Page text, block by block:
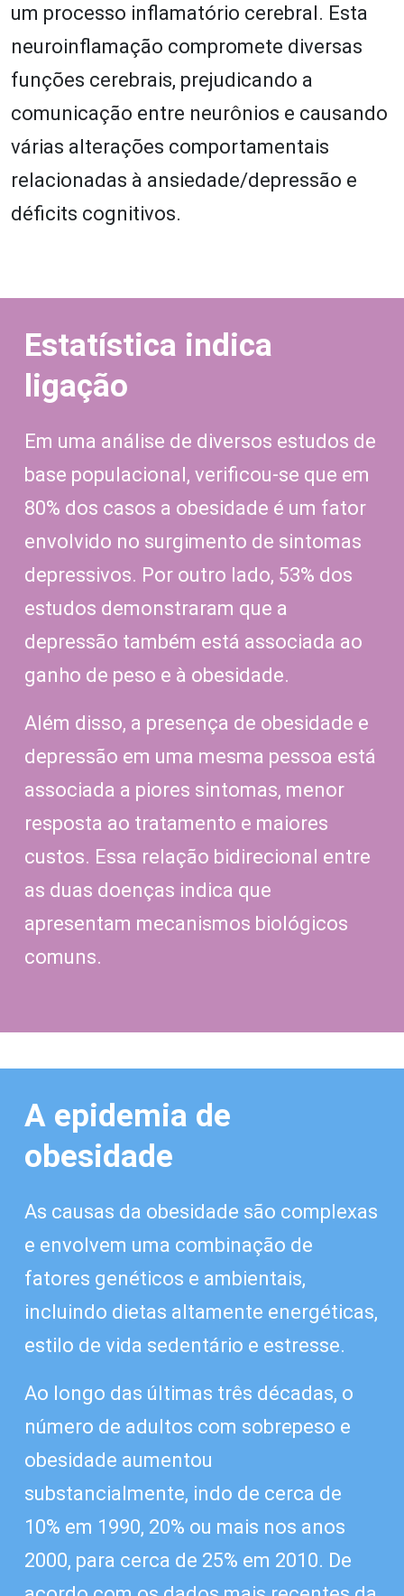
um processo inflamatório cerebral. Esta
neuroinflamação compromete diversas
funções cerebrais, prejudicando a
comunicação entre neurônios e causando
várias alterações comportamentais
relacionadas à ansiedade/depressão e
déficits cognitivos.
Estatística indica
ligação
Em uma análise de diversos estudos de
base populacional, verificou-se que em
80% dos casos a obesidade é um fator
envolvido no surgimento de sintomas
depressivos. Por outro lado, 53% dos
estudos demonstraram que a
depressão também está associada ao
ganho de peso e à obesidade.
Além disso, a presença de obesidade e
depressão em uma mesma pessoa está
associada a piores sintomas, menor
resposta ao tratamento e maiores
custos. Essa relação bidirecional entre
as duas doenças indica que
apresentam mecanismos biológicos
comuns.
A epidemia de
obesidade
As causas da obesidade são complexas
e envolvem uma combinação de
fatores genéticos e ambientais,
incluindo dietas altamente energéticas,
estilo de vida sedentário e estresse.
Ao longo das últimas três décadas, o
número de adultos com sobrepeso e
obesidade aumentou
substancialmente, indo de cerca de
10% em 1990, 20% ou mais nos anos
2000, para cerca de 25% em 2010. De